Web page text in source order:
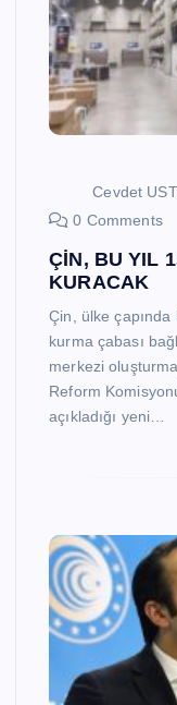
Cevdet
0 Comments
ÇİN, BU YIL
KURACAK
Çin, ülke
kurma çabası
merkezi
Reform
açıkladığı yeni…